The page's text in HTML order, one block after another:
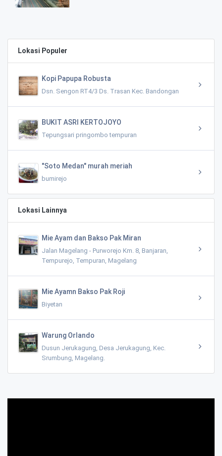
Lokasi Populer
Kopi Papupa Robusta
Dsn. Sengon RT4/3 Ds. Trasan Kec. Bandongan
BUKIT ASRI KERTOJOYO
Tepungsari pringombo tempuran
"Soto Medan" murah meriah
bumirejo
Lokasi Lainnya
Mie Ayam dan Bakso Pak Miran
Jalan Magelang - Purworejo Km. 8, Banjaran,
Tempurejo, Tempuran, Magelang
Mie Ayamn Bakso Pak Roji
Biyetan
Warung Orlando
Dusun Jerukagung, Desa Jerukagung, Kec.
Srumbung, Magelang.